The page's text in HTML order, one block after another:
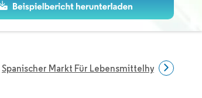
Spanischer Markt Für Lebensmittelhydrokolloide